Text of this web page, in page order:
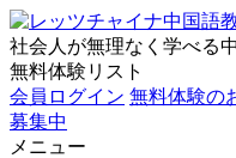
社会人が無理なく学べる
無料体験リスト
会員ログイン 無料体験の
募集中
メニュー